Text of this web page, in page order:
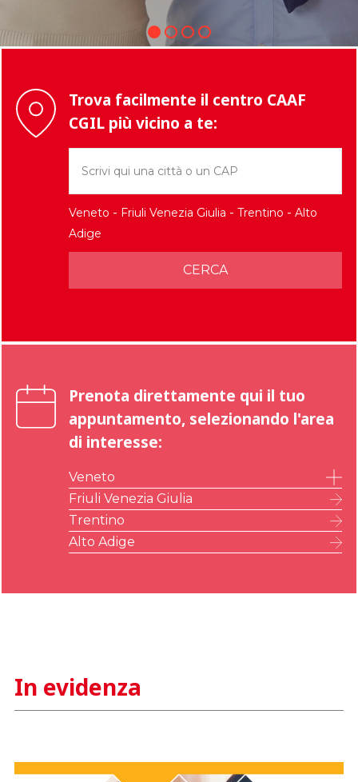
Trova facilmente il centro CAAF
CGIL più vicino a te:
Veneto - Friuli Venezia Giulia - Trentino - Alto
Adige
CERCA
Prenota direttamente qui il tuo
appuntamento, selezionando l'area
di interesse:
Veneto
Belluno
Padova
Rovigo
Friuli Venezia Giulia
Trentino
Alto Adige
In evidenza